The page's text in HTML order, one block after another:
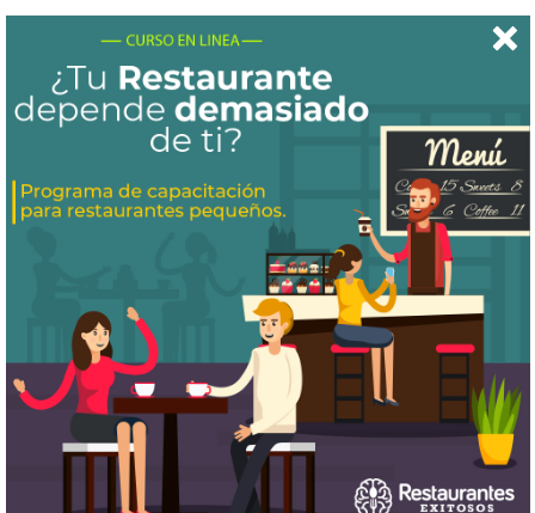
Conclusión
Abrir un restaurante exitoso puede ser un
desafío, pero con la planificación adecuada,
la actitud correcta y mucho trabajo duro,
puedes convertir tu sueño culinario en una
realidad rentable.
Recuerda, el éxito no ocurre de la noche a la
mañana. Necesitarás paciencia, resiliencia y
una voluntad constante de aprender y
adaptarte. Pero con cada pequeño éxito, te
acercarás un paso más a tu objetivo de tener
un restaurante próspero y popular.